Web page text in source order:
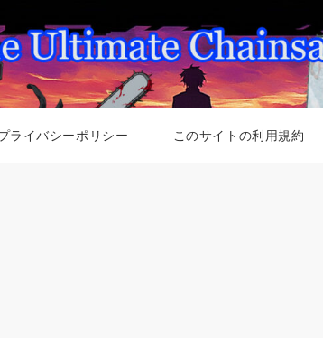
ライバシーポリシー このサイトの利用規約